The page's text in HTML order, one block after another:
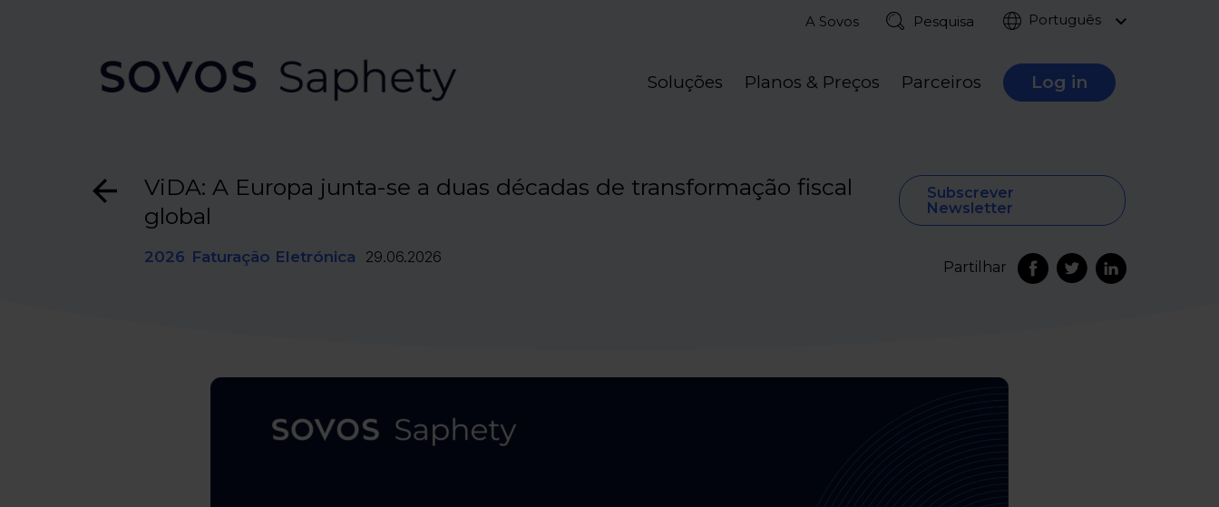
Português
Pesquisa
A Sovos
Soluções Planos & Preços Parceiros Log in
ViDA: A Europa junta-se a duas décadas de transformação fiscal
global
2026 Faturação Eletrónica 29.06.2026
Subscrever
Newsletter
Partilhar